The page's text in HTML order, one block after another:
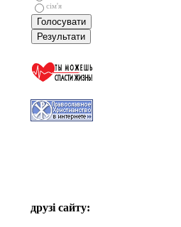
сім'я
друзі сайту: